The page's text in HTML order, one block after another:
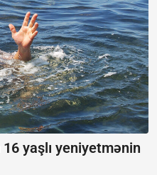
yaşlı yeniyetmənin